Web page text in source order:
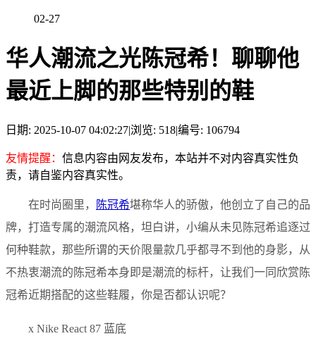
02-27
华人潮流之光陈冠希！聊聊他
最近上脚的那些特别的鞋
日期: 2025-10-07 04:02:27|浏览: 518|编号: 106794
友情提醒： 信息内容由网友发布，本站并不对内容真实性负
责，请自鉴内容真实性。
在时尚圈里， 陈冠希堪称华人的骄傲，他创立了自己的品
牌，打造专属的潮流风格，坦白讲，小编从未见陈冠希追逐过
何种鞋款，那些所谓的天价限量款几乎都寻不到他的身影，从
不热衷潮流的陈冠希本身即是潮流的标杆，让我们一同欣赏陈
冠希近期搭配的这些鞋履，你是否都认识呢？
x Nike React 87 蓝底